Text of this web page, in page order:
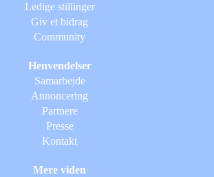
Ledige stillinger
Giv et bidrag
Community
Henvendelser
Samarbejde
Annoncering
Partnere
Presse
Kontakt
Mere viden